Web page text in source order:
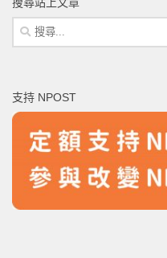
搜
尋
字:
支持 NPOST